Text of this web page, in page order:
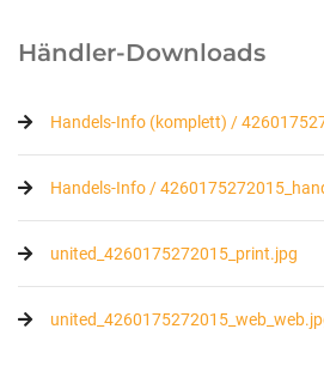
Händler-Downloads
Handels-Info (komplett) /
Handels-Info /
united_4260175272015_print.jpg